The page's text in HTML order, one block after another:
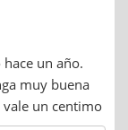
un año.
muy buena
un centimo